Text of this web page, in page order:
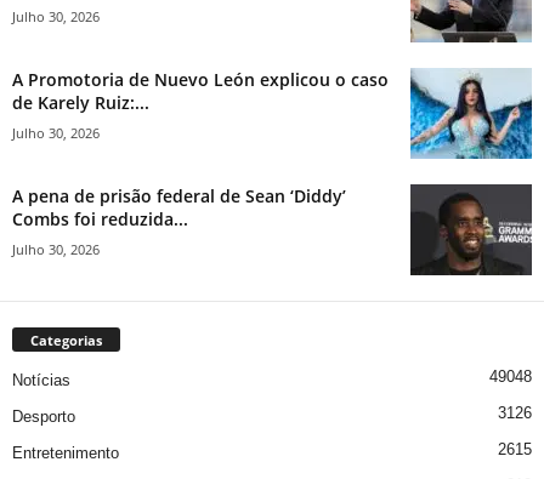
Julho 30, 2026
A Promotoria de Nuevo León explicou o caso
de Karely Ruiz:...
Julho 30, 2026
A pena de prisão federal de Sean ‘Diddy’
Combs foi reduzida...
Julho 30, 2026
Categorias
Notícias 49048
Desporto 3126
Entretenimento 2615